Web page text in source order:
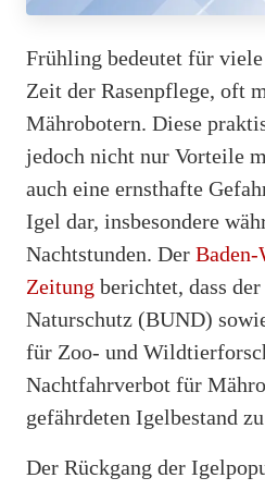
Frühling bedeutet für
Zeit der Rasenpflege, oft
Mährobotern. Diese
jedoch nicht nur Vorteile
auch eine ernsthafte
Igel dar, insbesondere
Nachtstunden. Der
Zeitung berichtet, dass
Naturschutz (BUND)
für Zoo- und
Nachtfahrverbot für
gefährdeten Igelbestand
Der Rückgang der